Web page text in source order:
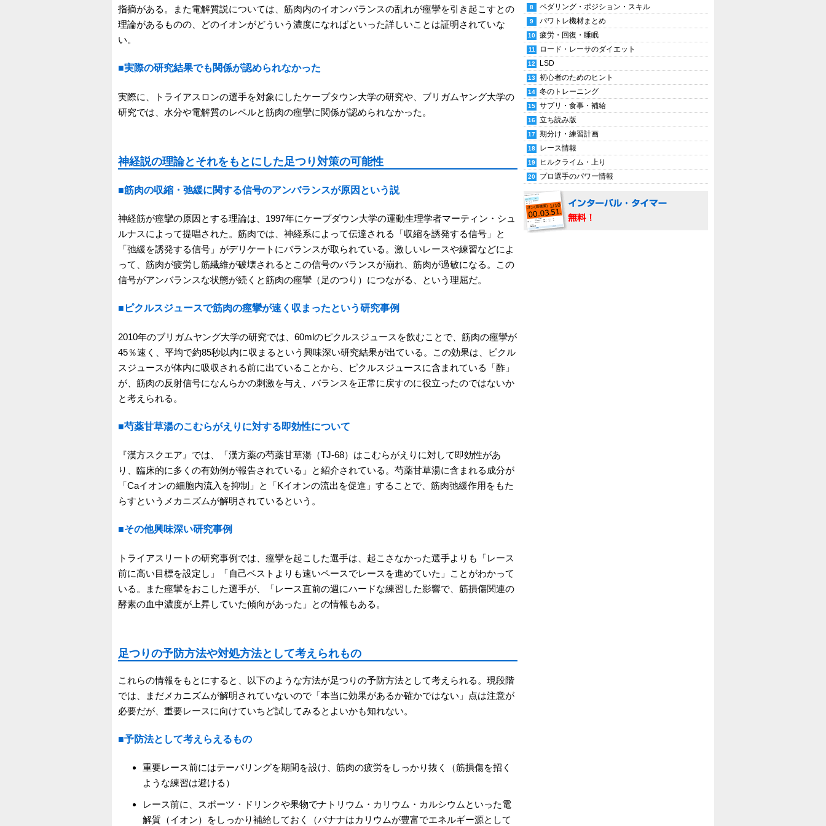
指摘がある。また電解質説については、筋肉内のイオンバランスの乱れが痙攣を引き起こすとの
理論があるものの、どのイオンがどういう濃度になればといった詳しいことは証明されていな
い。
■実際の研究結果でも関係が認められなかった
実際に、トライアスロンの選手を対象にしたケープタウン大学の研究や、ブリガムヤング大学の
研究では、水分や電解質のレベルと筋肉の痙攣に関係が認められなかった。
神経説の理論とそれをもとにした足つり対策の可能性
■筋肉の収縮・弛緩に関する信号のアンバランスが原因という説
神経筋が痙攣の原因とする理論は、1997年にケープダウン大学の運動生理学者マーティン・シュ
ルナスによって提唱された。筋肉では、神経系によって伝達される「収縮を誘発する信号」と
「弛緩を誘発する信号」がデリケートにバランスが取られている。激しいレースや練習などによ
って、筋肉が疲労し筋繊維が破壊されるとこの信号のバランスが崩れ、筋肉が過敏になる。この
信号がアンバランスな状態が続くと筋肉の痙攣（足のつり）につながる、という理屈だ。
■ピクルスジュースで筋肉の痙攣が速く収まったという研究事例
2010年のブリガムヤング大学の研究では、60mlのピクルスジュースを飲むことで、筋肉の痙攣が
45％速く、平均で約85秒以内に収まるという興味深い研究結果が出ている。この効果は、ピクル
スジュースが体内に吸収される前に出ていることから、ピクルスジュースに含まれている「酢」
が、筋肉の反射信号になんらかの刺激を与え、バランスを正常に戻すのに役立ったのではないか
と考えられる。
■芍薬甘草湯のこむらがえりに対する即効性について
『漢方スクエア』では、「漢方薬の芍薬甘草湯（TJ-68）はこむらがえりに対して即効性があ
り、臨床的に多くの有効例が報告されている」と紹介されている。芍薬甘草湯に含まれる成分が
「Caイオンの細胞内流入を抑制」と「Kイオンの流出を促進」することで、筋肉弛緩作用をもた
らすというメカニズムが解明されているという。
■その他興味深い研究事例
トライアスリートの研究事例では、痙攣を起こした選手は、起こさなかった選手よりも「レース
前に高い目標を設定し」「自己ベストよりも速いペースでレースを進めていた」ことがわかって
いる。また痙攣をおこした選手が、「レース直前の週にハードな練習した影響で、筋損傷関連の
酵素の血中濃度が上昇していた傾向があった」との情報もある。
足つりの予防方法や対処方法として考えられもの
これらの情報をもとにすると、以下のような方法が足つりの予防方法として考えられる。現段階
では、まだメカニズムが解明されていないので「本当に効果があるか確かではない」点は注意が
必要だが、重要レースに向けていちど試してみるとよいかも知れない。
■予防法として考えらえるもの
重要レース前にはテーパリングを期間を設け、筋肉の疲労をしっかり抜く（筋損傷を招く
ような練習は避ける）
レース前に、スポーツ・ドリンクや果物でナトリウム・カリウム・カルシウムといった電
解質（イオン）をしっかり補給しておく（バナナはカリウムが豊富でエネルギー源として
ペダリング・ポジション・スキル
パワトレ機材まとめ
疲労・回復・睡眠
ロード・レーサのダイエット
LSD
初心者のためのヒント
冬のトレーニング
サプリ・食事・補給
立ち読み版
期分け・練習計画
レース情報
ヒルクライム・上り
プロ選手のパワー情報